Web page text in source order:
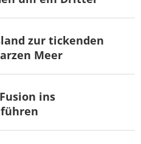
zur tickenden
Meer
ins